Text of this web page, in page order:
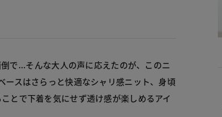
で...そんな大人の声に応えたのが、このニ
ースはさらっと快適なシャリ感ニット、身頃
とで下着を気にせず透け感が楽しめるアイ